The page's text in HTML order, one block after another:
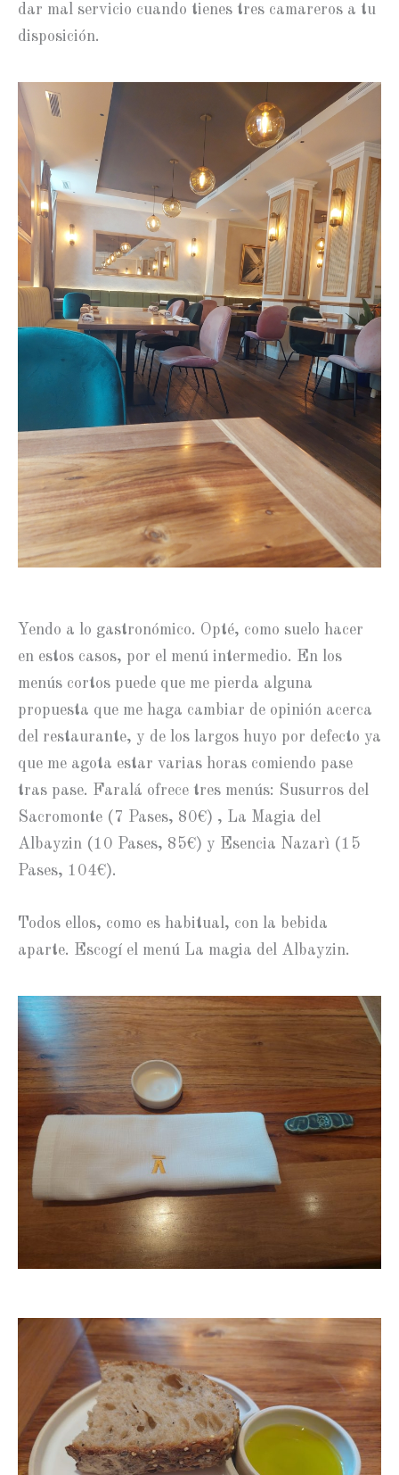
dar mal servicio cuando tienes tres camareros a tu
disposición.
Yendo a lo gastronómico. Opté, como suelo hacer
en estos casos, por el menú intermedio. En los
menús cortos puede que me pierda alguna
propuesta que me haga cambiar de opinión acerca
del restaurante, y de los largos huyo por defecto ya
que me agota estar varias horas comiendo pase
tras pase. Faralá ofrece tres menús: Susurros del
Sacromonte (7 Pases, 80€) , La Magia del
Albayzin (10 Pases, 85€) y Esencia Nazarì (15
Pases, 104€).
Todos ellos, como es habitual, con la bebida
aparte. Escogí el menú La magia del Albayzin.